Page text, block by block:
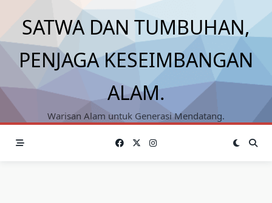
SATWA DAN TUMBUHAN,
PENJAGA KESEIMBANGAN
ALAM.
Warisan Alam untuk Generasi Mendatang.